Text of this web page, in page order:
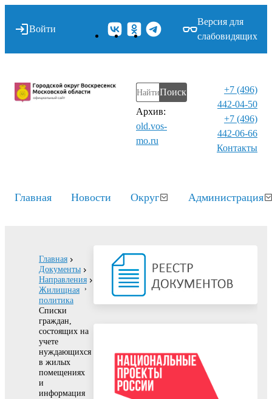
Войти
Версия для
слабовидящих
Поиск
Архив:
old.vos-
mo.ru
+7 (496)
442-04-50
+7 (496)
442-06-66
Контакты⁠
Главная Новости Округ Администрация
Главная
Документы
Направления
Жилищная
политика
Списки
граждан,
состоящих на
учете
нуждающихся
в жилых
помещениях
и
информация